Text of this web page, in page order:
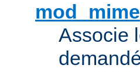
mod_mime
Associe